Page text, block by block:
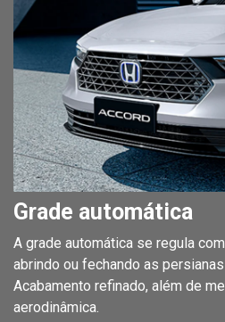
Grade automática
A grade automática se regula
abrindo ou fechando as
Acabamento refinado, além de
aerodinâmica.